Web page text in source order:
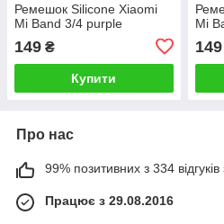
Ремешок Silicone Xiaomi
Mi Band 3/4 purple
149 ₴
Купити
Mi
149
Про нас
99% позитивних з 334 відгуків
Працює з 29.08.2016